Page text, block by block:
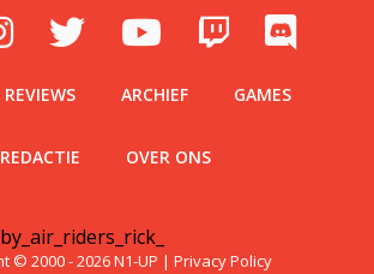
REVIEWS ARCHIEF GAMES
REDACTIE OVER ONS
© 2000 - 2026 N1-UP | Privacy Policy